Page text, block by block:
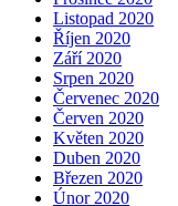
Listopad 2020
Říjen 2020
Září 2020
Srpen 2020
Červenec 2020
Červen 2020
Květen 2020
Duben 2020
Březen 2020
Únor 2020